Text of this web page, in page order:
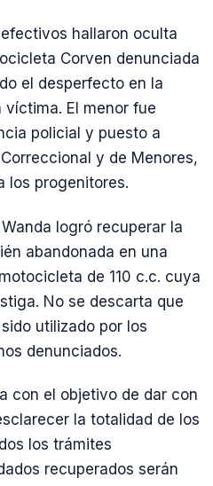
hallaron oculta
Corven denunciada
el desperfecto en la
El menor fue
policial y puesto a
y de Menores,
los progenitores.
logró recuperar la
abandonada en una
de 110 c.c. cuya
No se descarta que
utilizado por los
denunciados.
con el objetivo de dar con
la totalidad de los
los trámites
recuperados serán